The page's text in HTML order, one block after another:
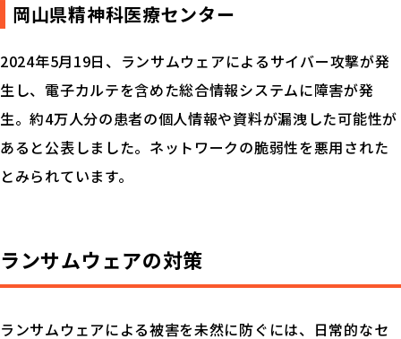
岡山県精神科医療センター
2024年5月19日、ランサムウェアによるサイバー攻撃が発
生し、電子カルテを含めた総合情報システムに障害が発
生。約4万人分の患者の個人情報や資料が漏洩した可能性が
あると公表しました。ネットワークの脆弱性を悪用された
とみられています。
ランサムウェアの対策
ランサムウェアによる被害を未然に防ぐには、日常的なセ